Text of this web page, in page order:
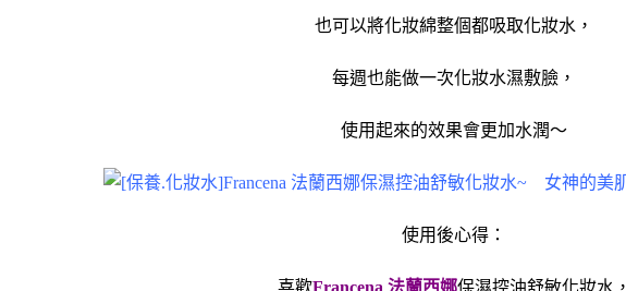
也可以將化妝綿整個都吸取化妝水，
每週也能做一次化妝水濕敷臉，
使用起來的效果會更加水潤～
使用後心得：